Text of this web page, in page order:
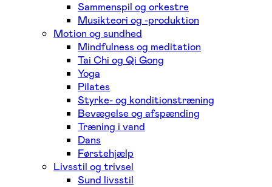
Sammenspil og orkestre
Musikteori og -produktion
Motion og sundhed
Mindfulness og meditation
Tai Chi og Qi Gong
Yoga
Pilates
Styrke- og konditionstræning
Bevægelse og afspænding
Træning i vand
Dans
Førstehjælp
Livsstil og trivsel
Sund livsstil